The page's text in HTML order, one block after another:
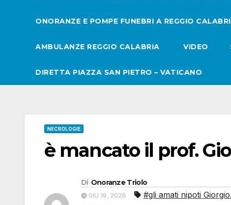
ONORANZE E POMPE FUNEBRI A REGGIO
AMBULANZE REGGIO CALABRIA VIDEO
DIRETTA PIAZZA SAN PIETRO – VATICANO
NECROLOGIE
è mancato il prof.
Di Onoranze Triolo
GIU 19, 2026 #gli amati nipoti Giorgio